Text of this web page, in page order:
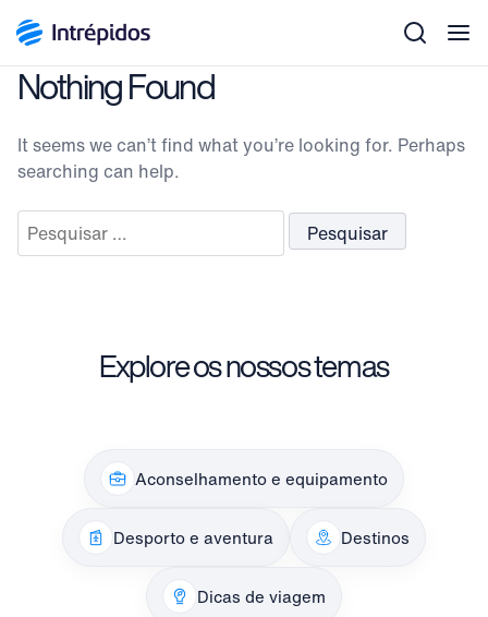
Nothing Found
It seems we can’t find what you’re looking for. Perhaps
searching can help.
Pesquisar
por:
Explore os nossos temas
Aconselhamento e equipamento
Desporto e aventura Destinos
Dicas de viagem